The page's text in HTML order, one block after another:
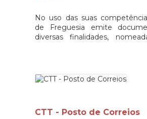
No uso das suas
de Freguesia emite
diversas finalidades,
Residência• Atestados de
Vida• Confirmações de
Termos de
de eleitor• Atestados de
CTT - Posto de Correios